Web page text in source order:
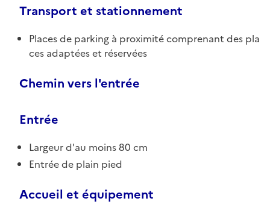
Transport et stationnement
Places de parking à proximité comprenant des pla
ces adaptées et réservées
Chemin vers l'entrée
Entrée
Largeur d'au moins 80 cm
Entrée de plain pied
Accueil et équipement